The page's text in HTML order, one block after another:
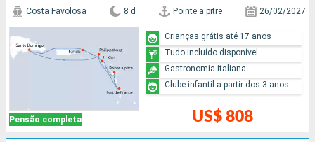
Pensão completa
Costa Favolosa 8 d Pointe a pitre 26/02/2027
US$ 808
Crianças grátis até 17 anos
Tudo incluído disponível
Gastronomia italiana
Clube infantil a partir dos 3 anos